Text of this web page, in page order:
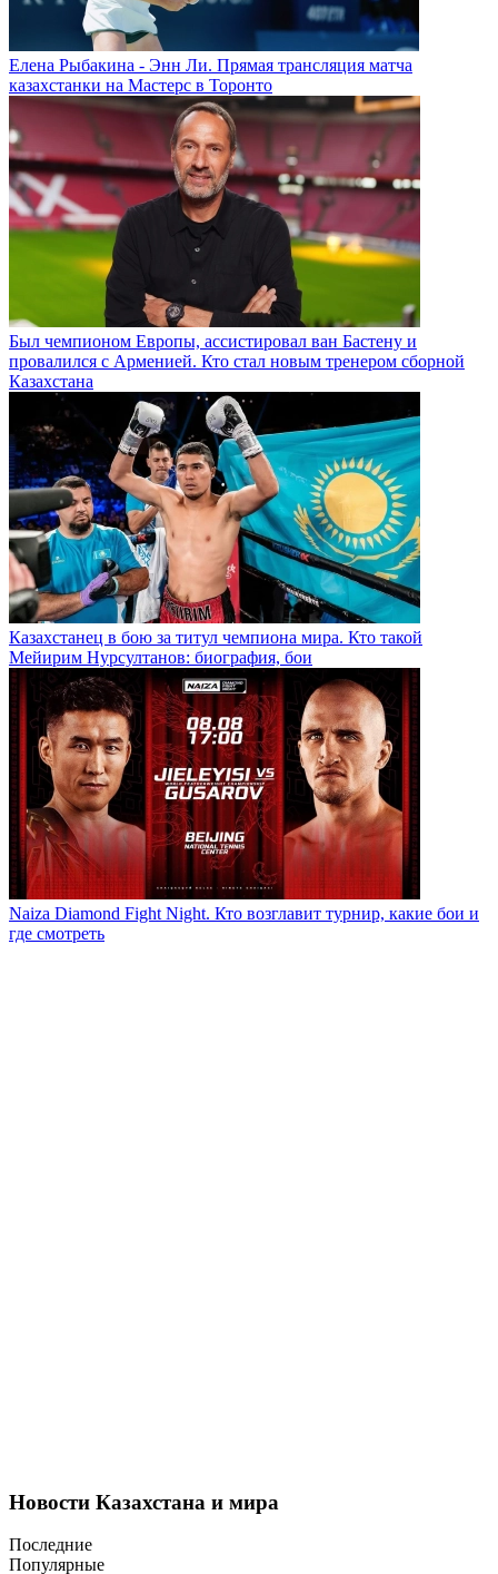
Елена Рыбакина - Энн Ли. Прямая трансляция матча
казахстанки на Мастерс в Торонто
Был чемпионом Европы, ассистировал ван Бастену и
провалился с Арменией. Кто стал новым тренером сборной
Казахстана
Казахстанец в бою за титул чемпиона мира. Кто такой
Мейирим Нурсултанов: биография, бои
Naiza Diamond Fight Night. Кто возглавит турнир, какие бои и
где смотреть
Новости Казахстана и мира
Последние
Популярные